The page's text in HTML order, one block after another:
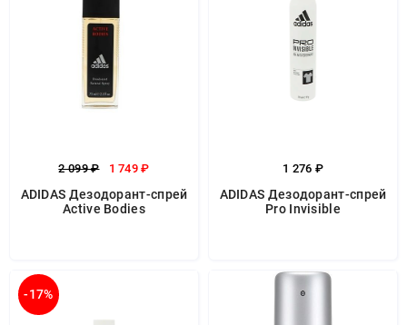
2 099 ₽ 1 749 ₽
ADIDAS Дезодорант-спрей
Active Bodies
1 276 ₽
ADIDAS Дезодорант-спрей
Pro Invisible
-17%